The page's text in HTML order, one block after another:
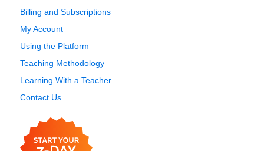
Billing and Subscriptions
My Account
Using the Platform
Teaching Methodology
Learning With a Teacher
Contact Us